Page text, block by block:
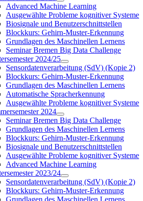
Advanced Machine Learning
Ausgewählte Probleme kognitiver Systeme
Biosignale und Benutzerschnittstellen
Blockkurs: Gehirn-Muster-Erkennung
Grundlagen des Maschinellen Lernens
Seminar Bremen Big Data Challenge
2024/25
Sensordatenverarbeitung (SdV) (Kopie 2)
Blockkurs: Gehirn-Muster-Erkennung
Grundlagen des Maschinellen Lernens
Automatische Spracherkennung
Ausgewählte Probleme kognitiver Systeme
2024
Seminar Bremen Big Data Challenge
Grundlagen des Maschinellen Lernens
Blockkurs: Gehirn-Muster-Erkennung
Biosignale und Benutzerschnittstellen
Ausgewählte Probleme kognitiver Systeme
Advanced Machine Learning
2023/24
Sensordatenverarbeitung (SdV) (Kopie 2)
Blockkurs: Gehirn-Muster-Erkennung
Grundlagen des Maschinellen Lernens